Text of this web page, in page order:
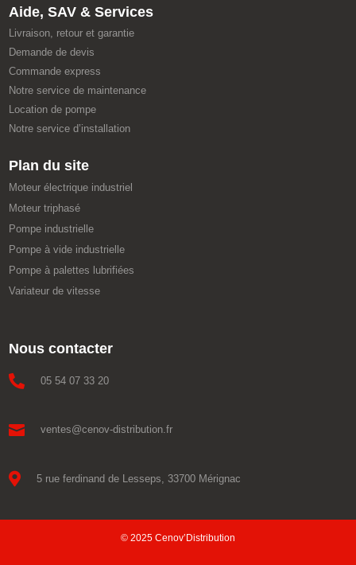
Aide, SAV & Services
Livraison, retour et garantie
Demande de devis
Commande express
Notre service de maintenance
Location de pompe
Notre service d’installation
Plan du site
Moteur électrique industriel
Moteur triphasé
Pompe industrielle
Pompe à vide industrielle
Pompe à palettes lubrifiées
Variateur de vitesse
Nous contacter
 05 54 07 33 20
 ventes@cenov-distribution.fr
 5 rue ferdinand de Lesseps, 33700 Mérignac
© 2025 Cenov’Distribution